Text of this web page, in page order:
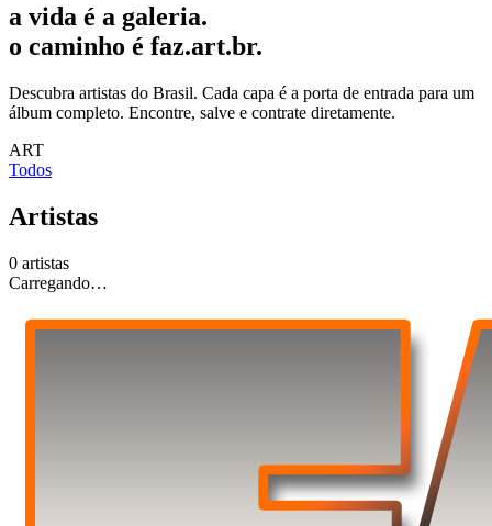
a vida é a galeria.
o caminho é faz.art.br.
Descubra artistas do Brasil. Cada capa é a porta de entrada para um
álbum completo. Encontre, salve e contrate diretamente.
ART
Todos
Artistas
0 artistas
Carregando…